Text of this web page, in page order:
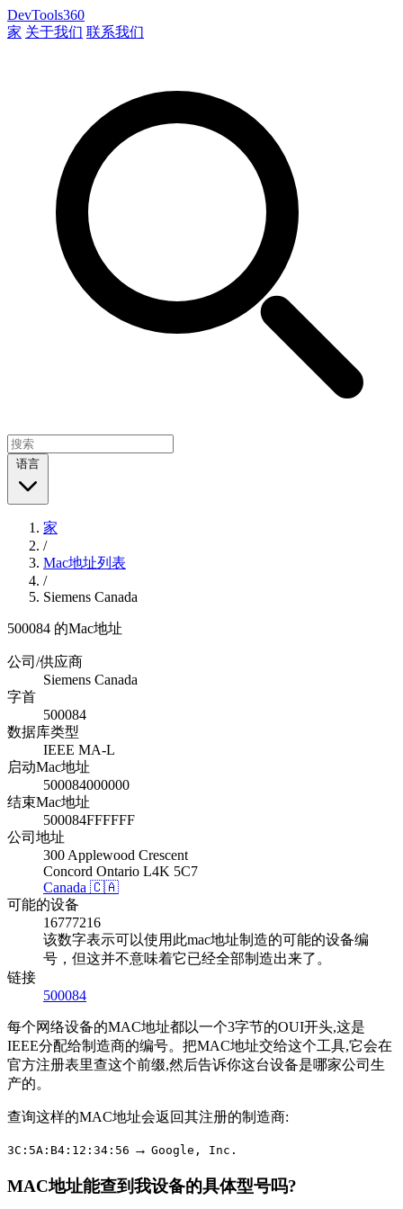
DevTools360
家 关于我们 联系我们
语言
家
/
Mac地址列表
/
Siemens Canada
500084 的Mac地址
公司/供应商
Siemens Canada
字首
500084
数据库类型
IEEE MA-L
启动Mac地址
500084000000
结束Mac地址
500084FFFFFF
公司地址
300 Applewood Crescent
Concord Ontario L4K 5C7
Canada 🇨🇦
可能的设备
16777216
该数字表示可以使用此mac地址制造的可能的设备编
号，但这并不意味着它已经全部制造出来了。
链接
500084
每个网络设备的MAC地址都以一个3字节的OUI开头,这是
IEEE分配给制造商的编号。把MAC地址交给这个工具,它会在
官方注册表里查这个前缀,然后告诉你这台设备是哪家公司生
产的。
查询这样的MAC地址会返回其注册的制造商:
3C:5A:B4:12:34:56 → Google, Inc.
MAC地址能查到我设备的具体型号吗?